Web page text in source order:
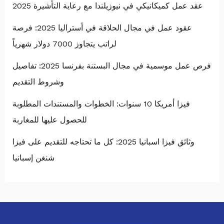
عقد عمل كميكانيكي في نيوزيلندا مع رعاية التأشيرة 2025
عقود عمل في مجال الحلاقة في أستراليا 2025: فرصة
لراتب يتجاوز 7000 دولار شهرياً
فرص عمل موسمية في مجال البستنة بفرنسا 2025: تفاصيل
وشروط التقديم
فيزا أمريكا 10 سنوات: الخطوات والمستندات المطلوبة
للحصول عليها للمغاربة
وثائق فيزا اسبانيا 2025: كل ما تحتاجه للتقديم على فيزا
شنغن إسبانيا